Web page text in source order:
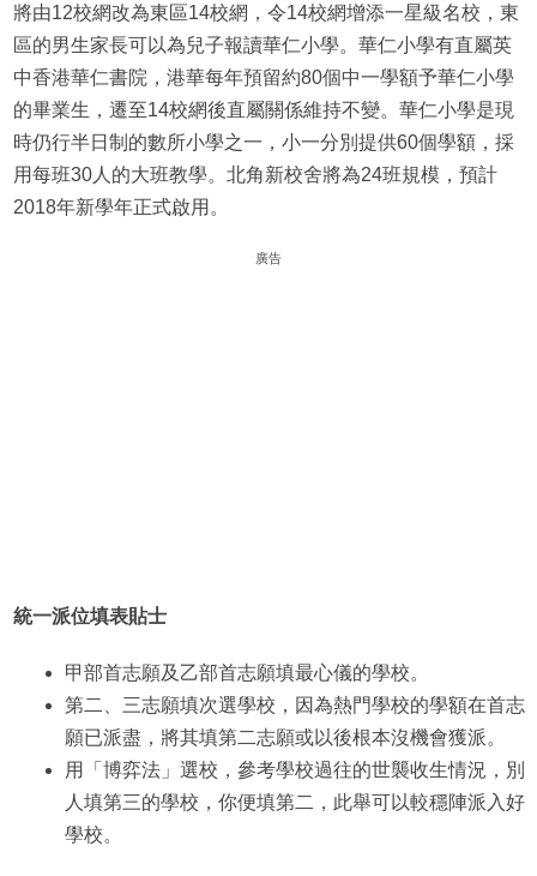
將由12校網改為東區14校網，令14校網增添一星級名校，東
區的男生家長可以為兒子報讀華仁小學。華仁小學有直屬英
中香港華仁書院，港華每年預留約80個中一學額予華仁小學
的畢業生，遷至14校網後直屬關係維持不變。華仁小學是現
時仍行半日制的數所小學之一，小一分別提供60個學額，採
用每班30人的大班教學。北角新校舍將為24班規模，預計
2018年新學年正式啟用。
廣告
統一派位填表貼士
甲部首志願及乙部首志願填最心儀的學校。
第二、三志願填次選學校，因為熱門學校的學額在首志
願已派盡，將其填第二志願或以後根本沒機會獲派。
用「博弈法」選校，參考學校過往的世襲收生情況，別
人填第三的學校，你便填第二，此舉可以較穩陣派入好
學校。